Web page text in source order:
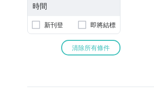
時間
新刊登 即將結標
清除所有條件